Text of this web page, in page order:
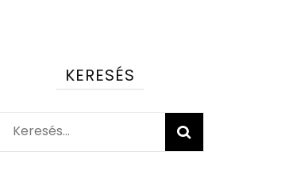
KERESÉS
Keresés: